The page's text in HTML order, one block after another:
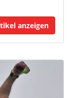
anzeigen